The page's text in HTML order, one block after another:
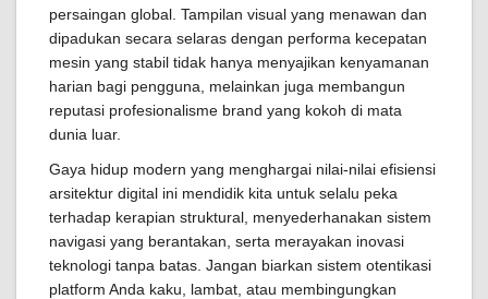
persaingan global. Tampilan visual yang menawan dan
dipadukan secara selaras dengan performa kecepatan
mesin yang stabil tidak hanya menyajikan kenyamanan
harian bagi pengguna, melainkan juga membangun
reputasi profesionalisme brand yang kokoh di mata
dunia luar.
Gaya hidup modern yang menghargai nilai-nilai efisiensi
arsitektur digital ini mendidik kita untuk selalu peka
terhadap kerapian struktural, menyederhanakan sistem
navigasi yang berantakan, serta merayakan inovasi
teknologi tanpa batas. Jangan biarkan sistem otentikasi
platform Anda kaku, lambat, atau membingungkan